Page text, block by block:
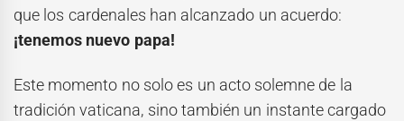
que los cardenales han alcanzado un acuerdo:
¡tenemos nuevo papa!
Este momento no solo es un acto solemne de la
tradición vaticana, sino también un instante cargado